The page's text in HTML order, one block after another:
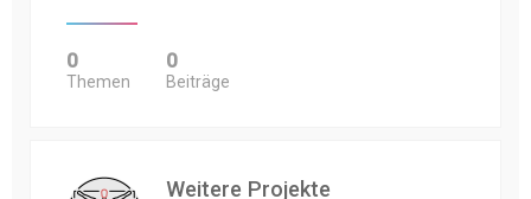
0
Themen
0
Beiträge
Weitere Projekte